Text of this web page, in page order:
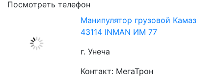
Посмотреть телефон
Манипулятор грузовой Камаз
43114 INMAN ИМ 77
г. Унеча
Контакт: МегаТрон